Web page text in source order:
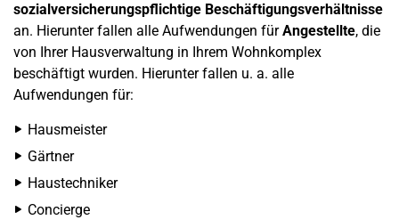
sozialversicherungspflichtige Beschäftigungsverhältnisse
an. Hierunter fallen alle Aufwendungen fürAngestellte, die
von Ihrer Hausverwaltung in Ihrem Wohnkomplex
beschäftigt wurden. Hierunter fallen u. a. alle
Aufwendungen für:
Hausmeister
Gärtner
Haustechniker
Concierge